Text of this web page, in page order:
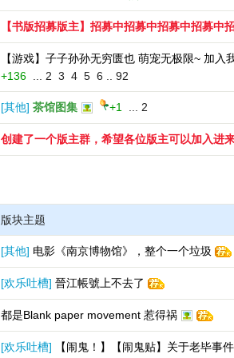
【书版招募版主】招募中招募中招募中招募中
【游戏】子子孙孙无穷匮也 萌宠无极限~ 加入
+136
2 3 4 5 6 92
[其他] 茶馆图集 +1 2
创建了一个版主群，希望各位版主可以加入进
版块主题
[其他] 电影《南京博物馆》，整个一个垃圾
[欢乐吐槽] 晉江帳號上不去了
都是Blank paper movement 惹得祸
[欢乐吐槽] 【闹鬼！】【闹鬼贴】关于老毕事